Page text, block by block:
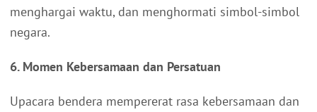
menghargai waktu, dan menghormati simbol-simbol
negara.
6. Momen Kebersamaan dan Persatuan
Upacara bendera mempererat rasa kebersamaan dan